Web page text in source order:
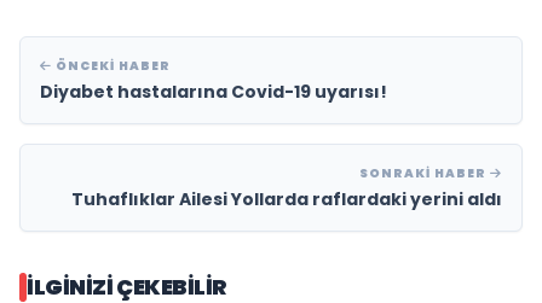
ÖNCEKI HABER
Diyabet hastalarına Covid-19 uyarısı!
SONRAKI HABER
Tuhaflıklar Ailesi Yollarda raflardaki yerini aldı
İLGINIZI ÇEKEBILIR